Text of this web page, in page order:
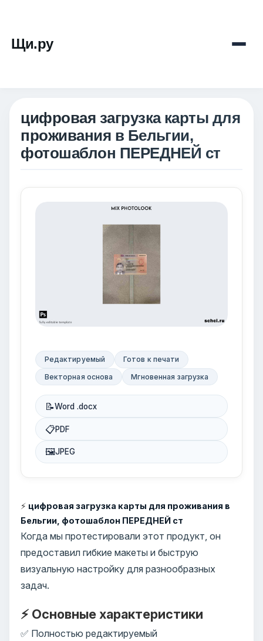
Щи.ру
цифровая загрузка карты для
проживания в Бельгии,
фотошаблон ПЕРЕДНЕЙ ст
Редактируемый
Готов к печати
Векторная основа
Мгновенная загрузка
📝Word .docx
📋PDF
🖼JPEG
⚡ цифровая загрузка карты для проживания в
Бельгии, фотошаблон ПЕРЕДНЕЙ ст
Когда мы протестировали этот продукт, он
предоставил гибкие макеты и быструю
визуальную настройку для разнообразных
задач.
⚡ Основные характеристики
✅ Полностью редактируемый